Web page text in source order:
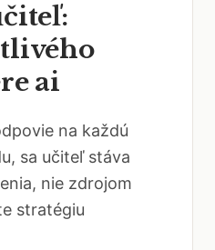
ai
na každú
sa učiteľ stáva
nie zdrojom
stratégiu